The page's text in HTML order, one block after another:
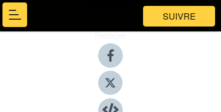
SUIVRE
Partager